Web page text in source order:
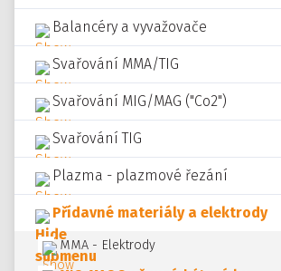
Balancéry a vyvažovače
Svařování MMA/TIG
Svařování MIG/MAG ("Co2")
Svařování TIG
Plazma - plazmové řezání
Přídavné materiály a elektrody
MMA - Elektrody